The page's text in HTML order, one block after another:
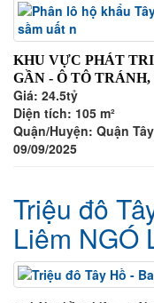
KHU VỰC PHÁT
GẦN - Ô TÔ
Giá: 24.5tỷ
Diện tích: 105 m²
Quận/Huyện: Quận
09/09/2025
Triệu đô
Liêm NGÓ